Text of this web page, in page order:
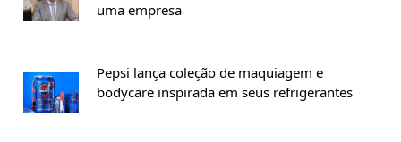
uma empresa
Pepsi lança coleção de maquiagem e
bodycare inspirada em seus refrigerantes